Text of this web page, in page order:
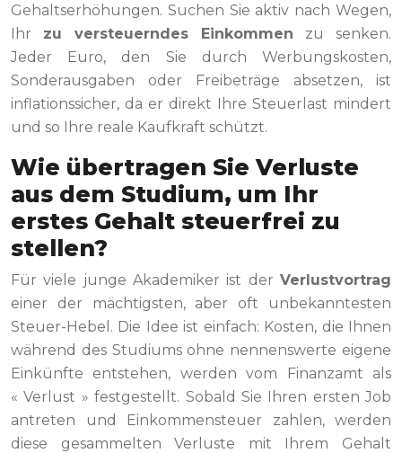
Gehaltserhöhungen. Suchen Sie aktiv nach Wegen,
Ihr zu versteuerndes Einkommen zu senken.
Jeder Euro, den Sie durch Werbungskosten,
Sonderausgaben oder Freibeträge absetzen, ist
inflationssicher, da er direkt Ihre Steuerlast mindert
und so Ihre reale Kaufkraft schützt.
Wie übertragen Sie Verluste
aus dem Studium, um Ihr
erstes Gehalt steuerfrei zu
stellen?
Für viele junge Akademiker ist der Verlustvortrag
einer der mächtigsten, aber oft unbekanntesten
Steuer-Hebel. Die Idee ist einfach: Kosten, die Ihnen
während des Studiums ohne nennenswerte eigene
Einkünfte entstehen, werden vom Finanzamt als
« Verlust » festgestellt. Sobald Sie Ihren ersten Job
antreten und Einkommensteuer zahlen, werden
diese gesammelten Verluste mit Ihrem Gehalt